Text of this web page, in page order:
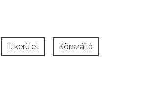
II. kerület Körszálló